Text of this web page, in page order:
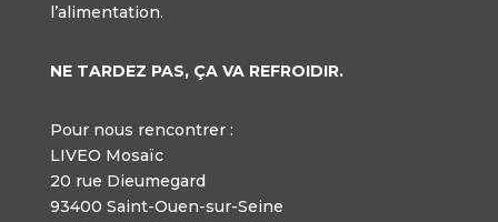
l’alimentation.
NE TARDEZ PAS, ÇA VA REFROIDIR.
Pour nous rencontrer :
LIVEO Mosaïc
20 rue Dieumegard
93400 Saint-Ouen-sur-Seine